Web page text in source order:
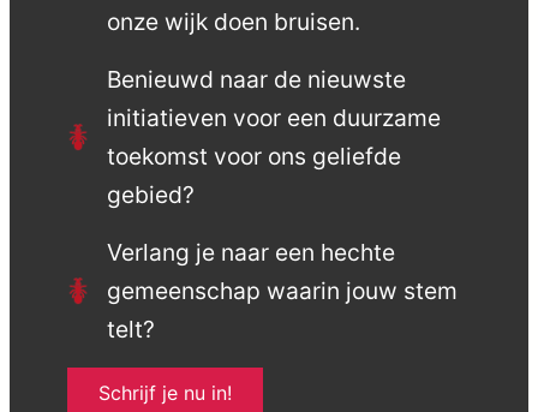
onze wijk doen bruisen.
Benieuwd naar de nieuwste
initiatieven voor een duurzame
toekomst voor ons geliefde
gebied?
Verlang je naar een hechte
gemeenschap waarin jouw stem
telt?
Schrijf je nu in!